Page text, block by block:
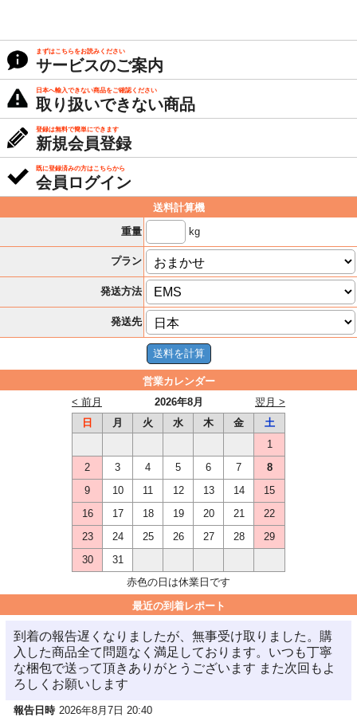
まずはこちらをお読みください
サービスのご案内
日本へ輸入できない商品をご確認ください
取り扱いできない商品
登録は無料で簡単にできます
新規会員登録
既に登録済みの方はこちらから
会員ログイン
送料計算機
重量
kg
プラン
発送方法
発送先
営業カレンダー
2026年8月
< 前月
翌月 >
日
月 火 水 木 金
土
1
2
3 4 5 6 7
8
9
10 11 12 13 14
15
16
17 18 19 20 21
22
23
24 25 26 27 28
29
30
31
赤色の日は休業日です
最近の到着レポート
到着の報告遅くなりましたが、無事受け取りました。購
入した商品全て問題なく満足しております。いつも丁寧
な梱包で送って頂きありがとうございます また次回もよ
ろしくお願いします
報告日時 2026年8月7日 20:40